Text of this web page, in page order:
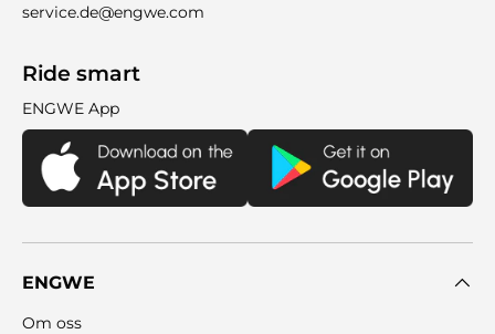
service.de@engwe.com
Ride smart
ENGWE App
ENGWE
Om oss